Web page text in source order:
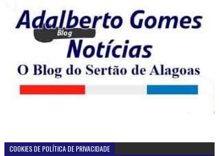
COOKIES DE POLÍTICA DE PRIVACIDADE